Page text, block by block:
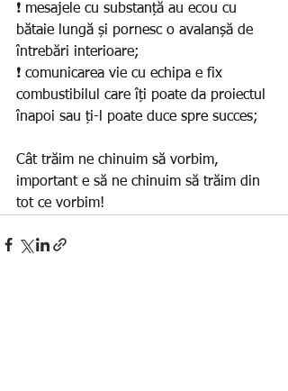
❗️ mesajele cu substanță au ecou cu
bătaie lungă și pornesc o avalanșă de
întrebări interioare;
❗️ comunicarea vie cu echipa e fix
combustibilul care îți poate da proiectul
înapoi sau ți-l poate duce spre succes;
Cât trăim ne chinuim să vorbim,
important e să ne chinuim să trăim din
tot ce vorbim!